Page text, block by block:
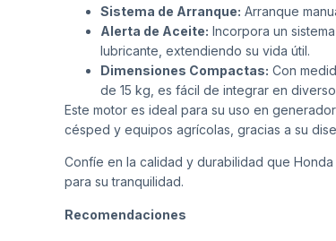
Sistema de Arranque: Arranque
Alerta de Aceite: Incorpora un
lubricante, extendiendo su vida útil.
Dimensiones Compactas: Con
de 15 kg, es fácil de integrar en
Este motor es ideal para su uso en
césped y equipos agrícolas, gracias a su
Confíe en la calidad y durabilidad que
para su tranquilidad.
Recomendaciones